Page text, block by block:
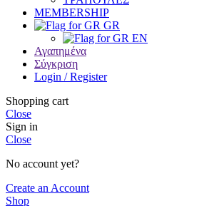
MEMBERSHIP
GR
EN
Αγαπημένα
Σύγκριση
Login / Register
Shopping cart
Close
Sign in
Close
No account yet?
Create an Account
Shop